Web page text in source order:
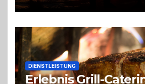
DIENSTLEISTUNG
Erlebnis Grill-